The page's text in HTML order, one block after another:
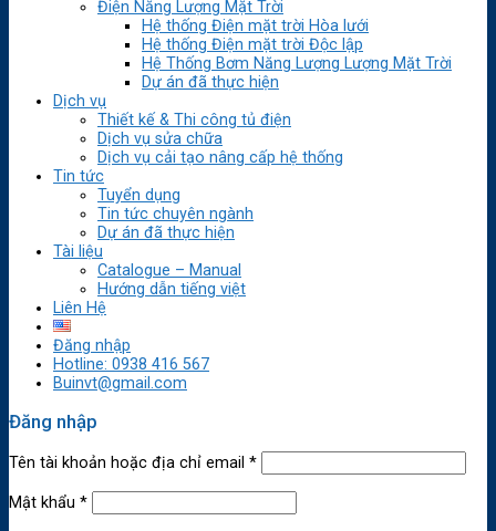
Điện Năng Lượng Mặt Trời
Hệ thống Điện mặt trời Hòa lưới
Hệ thống Điện mặt trời Độc lập
Hệ Thống Bơm Năng Lượng Lượng Mặt Trời
Dự án đã thực hiện
Dịch vụ
Thiết kế & Thi công tủ điện
Dịch vụ sửa chữa
Dịch vụ cải tạo nâng cấp hệ thống
Tin tức
Tuyển dụng
Tin tức chuyên ngành
Dự án đã thực hiện
Tài liệu
Catalogue – Manual
Hướng dẫn tiếng việt
Liên Hệ
Đăng nhập
Hotline: 0938 416 567
Buinvt@gmail.com
Đăng nhập
Tên tài khoản hoặc địa chỉ email *
Mật khẩu *